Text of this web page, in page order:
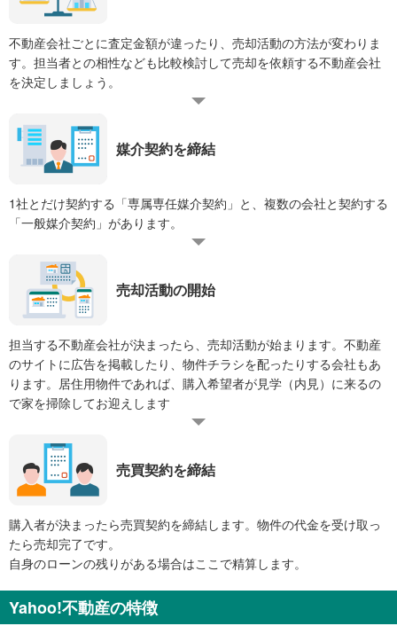
不動産会社ごとに査定金額が違ったり、売却活動の方法が変わりま
す。担当者との相性なども比較検討して売却を依頼する不動産会社
を決定しましょう。
媒介契約を締結
1社とだけ契約する「専属専任媒介契約」と、複数の会社と契約する
「一般媒介契約」があります。
売却活動の開始
担当する不動産会社が決まったら、売却活動が始まります。不動産
のサイトに広告を掲載したり、物件チラシを配ったりする会社もあ
ります。居住用物件であれば、購入希望者が見学（内見）に来るの
で家を掃除してお迎えします
売買契約を締結
購入者が決まったら売買契約を締結します。物件の代金を受け取っ
たら売却完了です。
自身のローンの残りがある場合はここで精算します。
Yahoo!不動産の特徴